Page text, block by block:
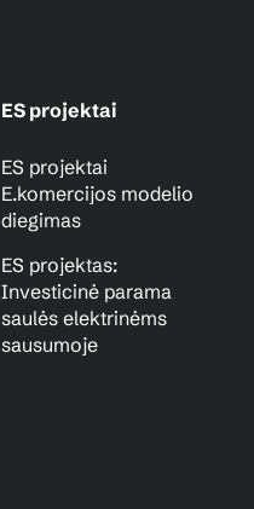
ES projektai
ES projektai
E.komercijos modelio
diegimas
ES projektas:
Investicinė parama
saulės elektrinėms
sausumoje